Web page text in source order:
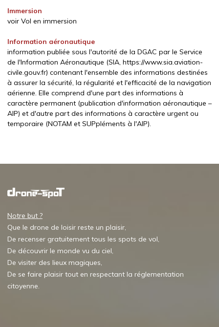
Immersion
voir Vol en immersion
Information aéronautique
information publiée sous l'autorité de la DGAC par le Service
de l'Information Aéronautique (SIA, https://www.sia.aviation-
civile.gouv.fr) contenant l'ensemble des informations destinées
à assurer la sécurité, la régularité et l'efficacité de la navigation
aérienne. Elle comprend d'une part des informations à
caractère permanent (publication d'information aéronautique –
AIP) et d'autre part des informations à caractère urgent ou
temporaire (NOTAM et SUPpléments à l'AIP).
Notre but ?
Que le drone de loisir reste un plaisir,
De recenser gratuitement tous les spots de vol,
De découvrir le monde vu du ciel,
De visiter des lieux magiques,
De se faire plaisir tout en respectant la réglementation
citoyenne.